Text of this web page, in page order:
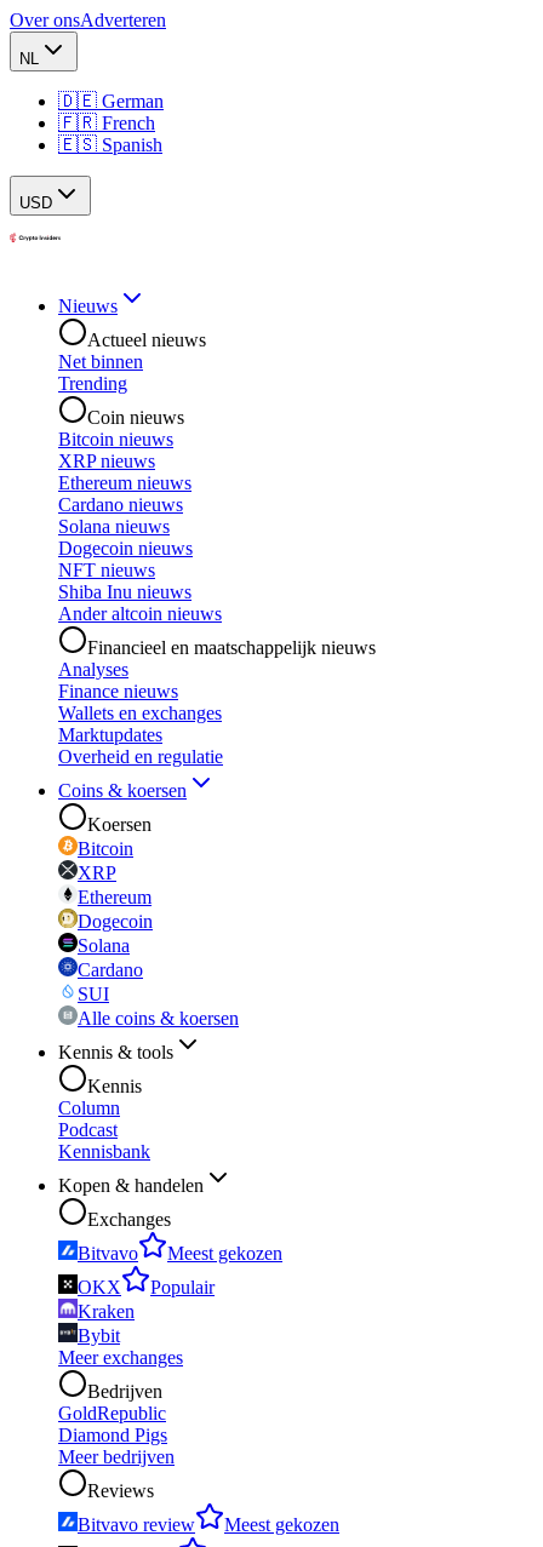
Over onsAdverteren
NL
🇩🇪 German
🇫🇷 French
🇪🇸 Spanish
USD
Nieuws
Actueel nieuws
Net binnen
Trending
Coin nieuws
Bitcoin nieuws
XRP nieuws
Ethereum nieuws
Cardano nieuws
Solana nieuws
Dogecoin nieuws
NFT nieuws
Shiba Inu nieuws
Ander altcoin nieuws
Financieel en maatschappelijk nieuws
Analyses
Finance nieuws
Wallets en exchanges
Marktupdates
Overheid en regulatie
Coins & koersen
Koersen
Bitcoin
XRP
Ethereum
Dogecoin
Solana
Cardano
SUI
Alle coins & koersen
Kennis & tools
Kennis
Column
Podcast
Kennisbank
Kopen & handelen
Exchanges
Bitvavo
Meest gekozen
OKX
Populair
Kraken
Bybit
Meer exchanges
Bedrijven
GoldRepublic
Diamond Pigs
Meer bedrijven
Reviews
Bitvavo review
Meest gekozen